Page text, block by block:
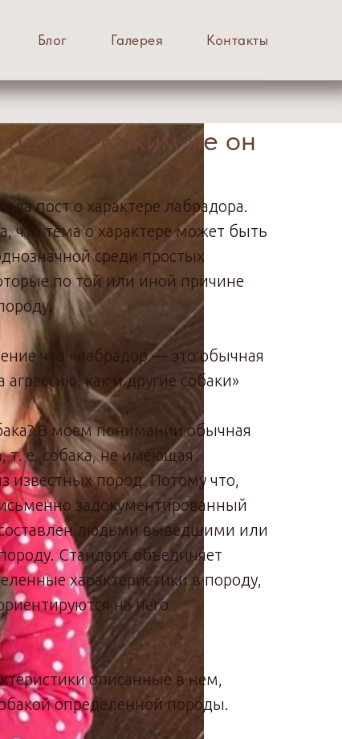
Блог Галерея Контакты
Каким же он
пост о характере лабрадора.
что тема о характере может быть
среди простых
по той или иной причине
что «лабрадор — это обычная
как и другие собаки»
В моем понимании обычная
т. е. собака, не имеющая
известных пород. Потому что,
задокументированный
людьми выведшими или
Стандарт объединяет
характеристики в породу,
на него
описанные в нем,
определенной породы.